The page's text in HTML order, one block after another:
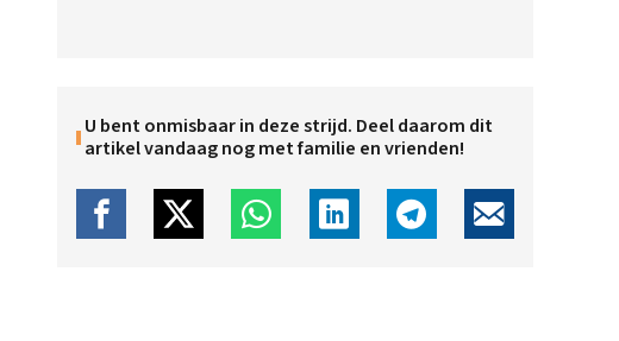
U bent onmisbaar in deze strijd. Deel daarom dit
artikel vandaag nog met familie en vrienden!